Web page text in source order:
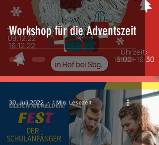
Workshop für die Adventszeit
30. Juli 2022 1 Min. Lesezeit